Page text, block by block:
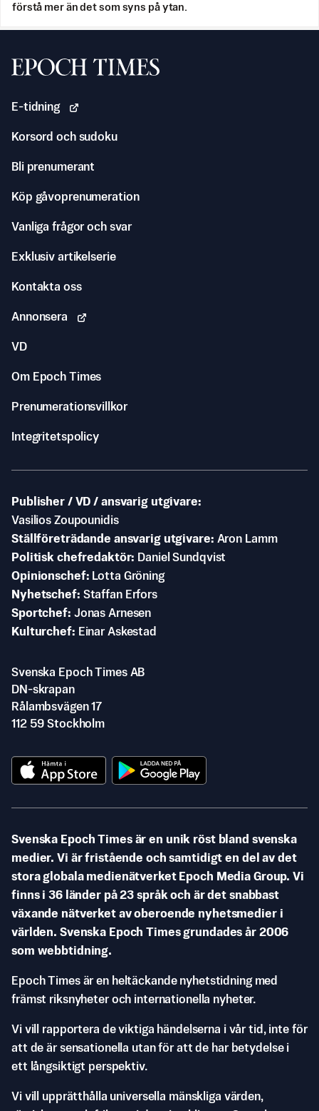
förstå mer än det som syns på ytan.
Svenska Epoch Times
E-tidning
Korsord och sudoku
Bli prenumerant
Köp gåvoprenumeration
Vanliga frågor och svar
Exklusiv artikelserie
Kontakta oss
Annonsera
VD
Om Epoch Times
Prenumerationsvillkor
Integritetspolicy
Publisher / VD / ansvarig utgivare
Vasilios Zoupounidis
Ställföreträdande ansvarig utgivare Aron Lamm
Politisk chefredaktör
Daniel Sundqvist
Opinionschef
Lotta Gröning
Nyhetschef Staffan Erfors
Sportchef Jonas Arnesen
Kulturchef
Einar Askestad
Svenska Epoch Times AB
DN-skrapan
Rålambsvägen 17
112 59 Stockholm
Svenska Epoch Times är en unik röst bland svenska
medier. Vi är fristående och samtidigt en del av det
stora globala medienätverket Epoch Media Group. Vi
finns i 36 länder på 23 språk och är det snabbast
växande nätverket av oberoende nyhetsmedier i
världen. Svenska Epoch Times grundades år 2006
som webbtidning.
Epoch Times är en heltäckande nyhetstidning med
främst riksnyheter och internationella nyheter.
Vi vill rapportera de viktiga händelserna i vår tid, inte för
att de är sensationella utan för att de har betydelse i
ett långsiktigt perspektiv.
Vi vill upprätthålla universella mänskliga värden,